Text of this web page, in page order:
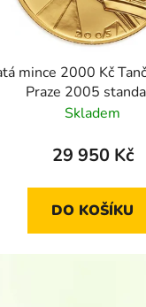
mince 2000 Kč
Praze 2005
Skladem
29 950 Kč
DO KOŠÍKU